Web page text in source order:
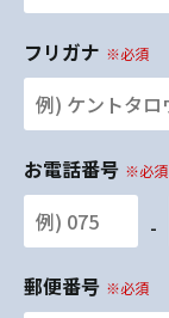
フリガナ ※必須
お電話番号 ※必須
-
郵便番号 ※必須